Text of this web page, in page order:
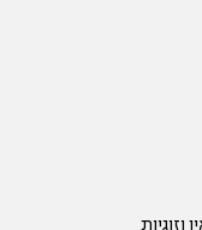
וזוגיות